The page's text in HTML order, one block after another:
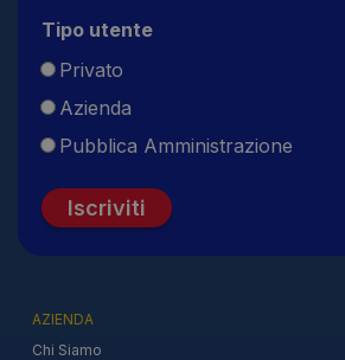
Tipo utente
Privato
Azienda
Pubblica Amministrazione
Iscriviti
AZIENDA
Chi Siamo